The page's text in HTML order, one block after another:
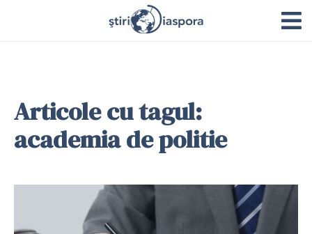
Articole cu tagul:
academia de politie